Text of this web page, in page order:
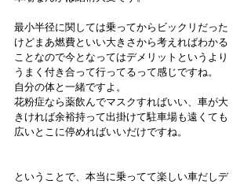
最小半径に関しては乗ってからビックリだった
けどまあ燃費といい大きさから考えればわかる
ことなので今となってはデメリットというより
うまく付き合って行ってるって感じですね。
自分の体と一緒ですよ。
花粉症なら薬飲んでマスクすればいい、車が大
きければ余裕持って出掛けて駐車場も遠くても
広いとこに停めればいいだけですね。
ということで、本当に乗ってて楽しい車だしデ